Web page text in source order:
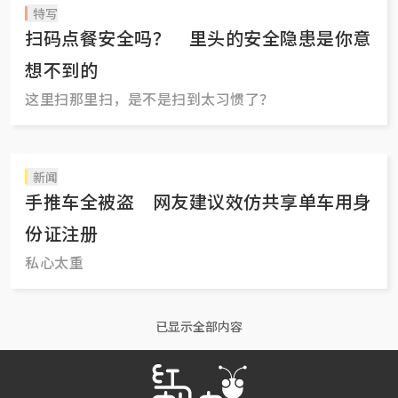
特写
扫码点餐安全吗？ 里头的安全隐患是你意
想不到的
这里扫那里扫，是不是扫到太习惯了？
新闻
手推车全被盗 网友建议效仿共享单车用身
份证注册
私心太重
已显示全部内容